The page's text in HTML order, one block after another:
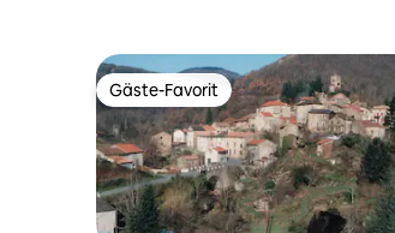
Gäste-Favorit
Gäste-Favorit